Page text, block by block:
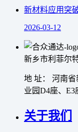
新材料应用突
2026-03-12
新乡市利菲尔
地 址： 河南
业园D4座、E3
关于我们